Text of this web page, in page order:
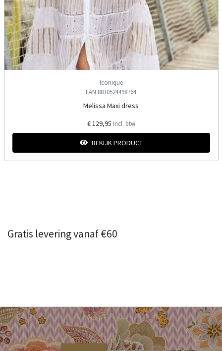
Iconique
EAN 8030524498764
Melissa Maxi dress
€ 129,95 Incl. btw
BEKIJK PRODUCT
Gratis levering vanaf €60